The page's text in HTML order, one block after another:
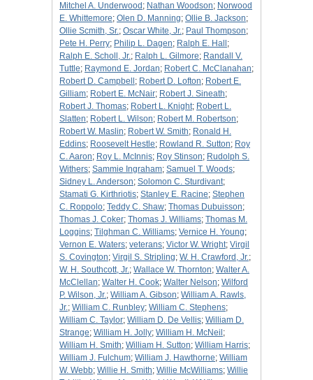
Mitchel A. Underwood ; Nathan Woodson; Norwood
E. Whittemore; Olen D. Manning; Ollie B. Jackson;
Ollie Scmith, Sr.; Oscar White, Jr.; Paul Thompson;
Pete H. Perry; Philip L. Dagen; Ralph E. Hall ;
Ralph E. Scholl, Jr.; Ralph L. Gilmore; Randall V.
Tuttle; Raymond E. Jordan; Robert C. McClanahan;
Robert D. Campbell ; Robert D. Lofton; Robert E.
Gilliam; Robert E. McNair; Robert J. Sineath;
Robert J. Thomas; Robert L. Knight; Robert L.
Slatten; Robert L. Wilson; Robert M. Robertson;
Robert W. Maslin; Robert W. Smith; Ronald H.
Eddins; Roosevelt Hestle; Rowland R. Sutton; Roy
C. Aaron; Roy L. McInnis; Roy Stinson; Rudolph S.
Withers; Sammie Ingraham; Samuel T. Woods;
Sidney L. Anderson; Solomon C. Sturdivant;
Stamati G. Kirthriotis; Stanley E. Racine; Stephen
C. Roppolo; Teddy C. Shaw; Thomas Dubuisson;
Thomas J. Coker; Thomas J. Williams; Thomas M.
Loggins; Tilghman C. Williams; Vernice H. Young;
Vernon E. Waters; veterans; Victor W. Wright; Virgil
S. Covington; Virgil S. Stripling; W. H. Crawford, Jr.;
W. H. Southcott, Jr.; Wallace W. Thornton; Walter A.
McClellan; Walter H. Cook; Walter Nelson; Wilford
P. Wilson, Jr.; William A. Gibson; William A. Rawls,
Jr.; William C. Runbley; William C. Stephens;
William C. Taylor; William D. De Vellis; William D.
Strange; William H. Jolly; William H. McNeil ;
William H. Smith; William H. Sutton; William Harris;
William J. Fulchum; William J. Hawthorne; William
W. Webb; Willie H. Smith; Willie McWilliams; Willie